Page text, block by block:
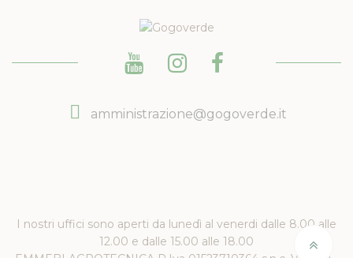
amministrazione@gogoverde.it
I nostri uffici sono aperti da lunedì al venerdi dalle 8.00 alle
12.00 e dalle 15.00 alle 18.00